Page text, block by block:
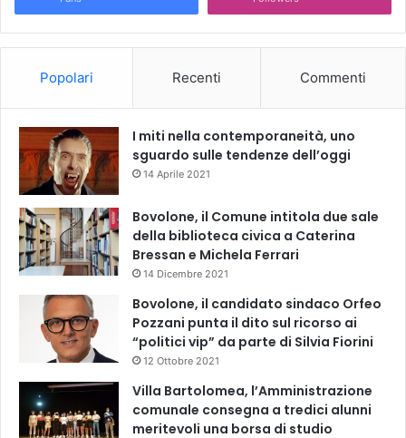
Popolari Recenti Commenti
I miti nella contemporaneità, uno
sguardo sulle tendenze dell’oggi
14 Aprile 2021
Bovolone, il Comune intitola due sale
della biblioteca civica a Caterina
Bressan e Michela Ferrari
14 Dicembre 2021
Bovolone, il candidato sindaco Orfeo
Pozzani punta il dito sul ricorso ai
“politici vip” da parte di Silvia Fiorini
12 Ottobre 2021
Villa Bartolomea, l’Amministrazione
comunale consegna a tredici alunni
meritevoli una borsa di studio